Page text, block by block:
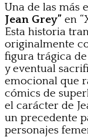
Una de las más
Jean Grey” en
Esta historia
originalmente
figura trágica
y eventual
emocional que
cómics de
el carácter de
un precedente
personajes